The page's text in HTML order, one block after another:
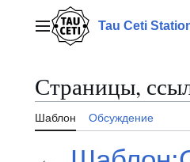
содержаниюГлавное менюTau Ceti
Страницы,
Шаблон Обсуждение